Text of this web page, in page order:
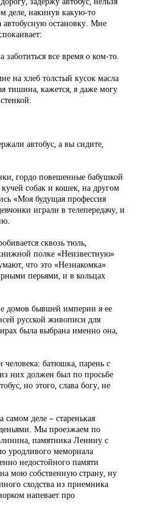
деле, накинув какую-то
автобусную остановку. Мне
все время о ком-то.
на хлеб толстый кусок масла
тишина, кажется, я даже могу
автобус, а вы сидите,
гордо повешенные бабушкой
собак и кошек, на другом
«Моя будущая профессия
играли в телепередачу, и
сквозь тюль,
полке «Неизвестную»
что это «Незнакомка»
перьями, и в кольцах
домов бывшей империи я ее
русской живописи для
была выбрана именно она,
человека: батюшка, парень с
них должен был по просьбе
но этого, слава богу, не
самом деле – старенькая
Мы проезжаем по
памятника Ленину с
уродливого мемориала
недостойного памяти
мою собственную страну, ну
сходства из приемника
напевает про